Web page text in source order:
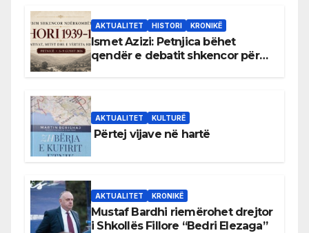
AKTUALITET HISTORI KRONIKË
Ismet Azizi: Petnjica bëhet
qendër e debatit shkencor për
AKTUALITET KULTURË
Përtej vijave në hartë
AKTUALITET KRONIKË
Mustaf Bardhi riemërohet drejtor
i Shkollës Fillore “Bedri Elezaga”